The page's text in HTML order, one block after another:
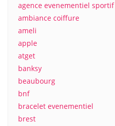
agence evenementiel sportif
ambiance coiffure
ameli
apple
atget
banksy
beaubourg
bnf
bracelet evenementiel
brest